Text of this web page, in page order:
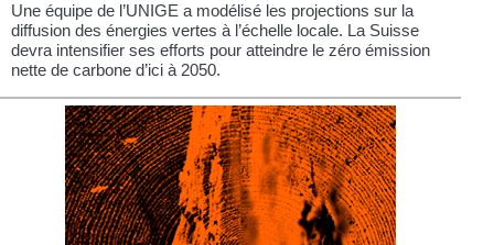
Une équipe de l’UNIGE a modélisé les projections sur la
diffusion des énergies vertes à l’échelle locale. La Suisse
devra intensifier ses efforts pour atteindre le zéro émission
nette de carbone d’ici à 2050.